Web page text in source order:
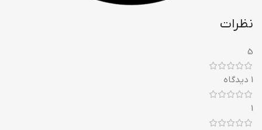
نظرات
5
1 دیدگاه
1